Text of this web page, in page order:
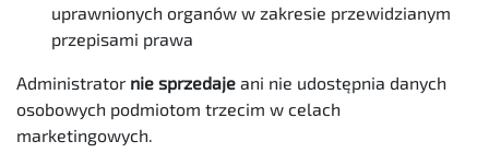
uprawnionych organów w zakresie przewidzianym
przepisami prawa
Administrator nie sprzedaje ani nie udostępnia danych
osobowych podmiotom trzecim w celach
marketingowych.